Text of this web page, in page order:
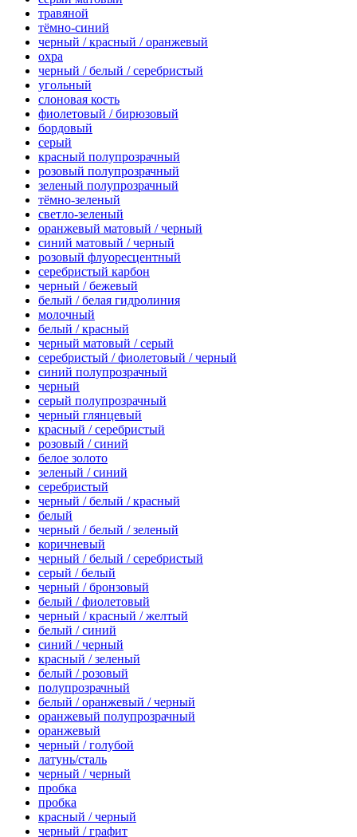
травяной
тёмно-синий
черный / красный / оранжевый
охра
черный / белый / серебристый
угольный
слоновая кость
фиолетовый / бирюзовый
бордовый
серый
красный полупрозрачный
розовый полупрозрачный
зеленый полупрозрачный
тёмно-зеленый
светло-зеленый
оранжевый матовый / черный
синий матовый / черный
розовый флуоресцентный
серебристый карбон
черный / бежевый
белый / белая гидролиния
молочный
белый / красный
черный матовый / серый
серебристый / фиолетовый / черный
синий полупрозрачный
черный
серый полупрозрачный
черный глянцевый
красный / серебристый
розовый / синий
белое золото
зеленый / синий
серебристый
черный / белый / красный
белый
черный / белый / зеленый
коричневый
черный / белый / серебристый
серый / белый
черный / бронзовый
белый / фиолетовый
черный / красный / желтый
белый / синий
синий / черный
красный / зеленый
белый / розовый
полупрозрачный
белый / оранжевый / черный
оранжевый полупрозрачный
оранжевый
черный / голубой
латунь/сталь
черный / черный
пробка
пробка
красный / черный
черный / графит